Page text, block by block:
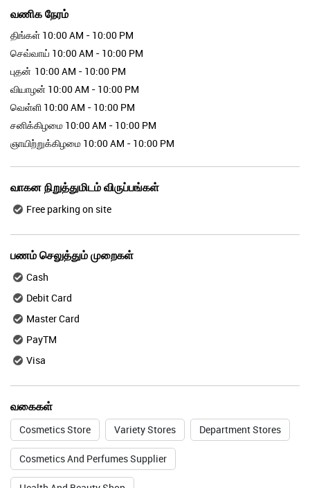
வணிக நேரம்
திங்கள் 10:00 AM - 10:00 PM
செவ்வாய் 10:00 AM - 10:00 PM
புதன் 10:00 AM - 10:00 PM
வியாழன் 10:00 AM - 10:00 PM
வெள்ளி 10:00 AM - 10:00 PM
சனிக்கிழமை 10:00 AM - 10:00 PM
ஞாயிற்றுக்கிழமை 10:00 AM - 10:00 PM
வாகன நிறுத்துமிடம் விருப்பங்கள்
Free parking on site
பணம் செலுத்தும் முறைகள்
Cash
Debit Card
Master Card
PayTM
Visa
வகைகள்
Cosmetics Store Variety Stores Department Stores
Cosmetics And Perfumes Supplier